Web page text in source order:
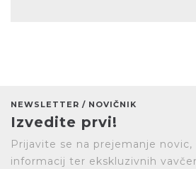
NEWSLETTER / NOVIČNIK
Izvedite prvi!
Prijavite se na prejemanje
informacij ter ekskluzivnih